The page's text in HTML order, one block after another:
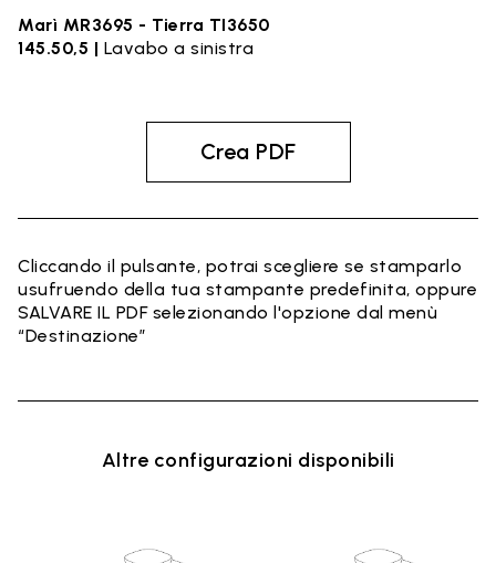
Marì MR3695 - Tierra TI3650
145.50,5 | Lavabo a sinistra
Crea PDF
Cliccando il pulsante, potrai scegliere se stamparlo
usufruendo della tua stampante predefinita, oppure
SALVARE IL PDF selezionando l'opzione dal menù
“Destinazione”
Altre configurazioni disponibili